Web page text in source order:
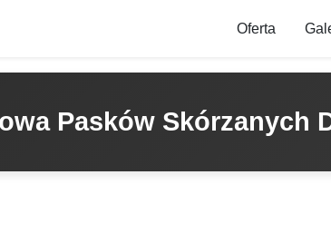
Oferta
Pasków Skórzanych